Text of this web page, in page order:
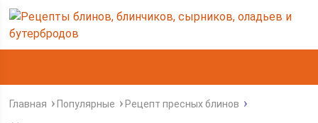
Главная Популярные Рецепт пресных блинов